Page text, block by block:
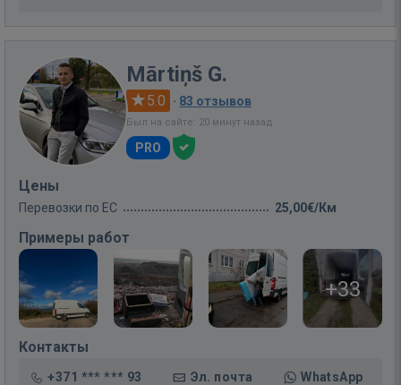
Mārtiņš G.
5.0 · 83 отзывов
Был на сайте: 20 минут назад
PRO
Цены
Перевозки по ЕС 25,00€/Км
Примеры работ
+33
Контакты
+371 *** *** 93 Эл. почта WhatsApp